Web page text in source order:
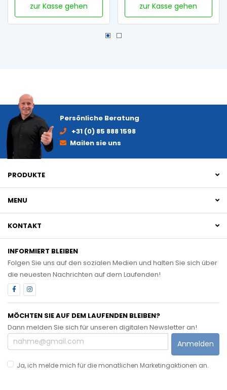
zur Kasse gehen zur Kasse gehen
Persönliche Beratung
+31 (0) 85 888 1598
Mailen sie uns
PRODUKTE
MENU
KONTAKT
INFORMIERT BLEIBEN
Folgen Sie uns auf den sozialen Medien und halten Sie sich über
die neuesten Nachrichten auf dem Laufenden!
MÖCHTEN SIE AUF DEM LAUFENDEN BLEIBEN?
Dann melden Sie sich für unseren digitalen Newsletter an!
Anmelden
Ja, ich melde mich für die monatlichen Marketingaktionen an.